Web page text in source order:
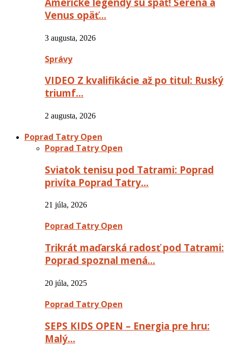
Venus opäť…
3 augusta, 2026
Správy
VIDEO Z kvalifikácie až po titul: Ruský
triumf…
2 augusta, 2026
Poprad Tatry Open
Poprad Tatry Open
Sviatok tenisu pod Tatrami: Poprad
privíta Poprad Tatry…
21 júla, 2026
Poprad Tatry Open
Trikrát maďarská radosť pod Tatrami:
Poprad spoznal mená…
20 júla, 2025
Poprad Tatry Open
SEPS KIDS OPEN – Energia pre hru:
Malý…